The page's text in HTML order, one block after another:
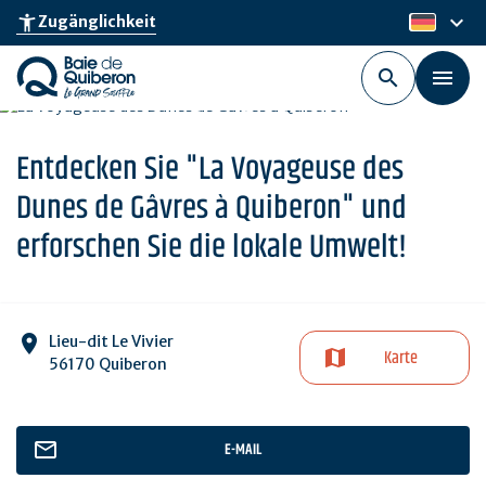
Skip
main
content
accessibility_newZugänglichkeit de
keyboard_arrow_down
Entdecken Sie "La Voyageuse des
Dunes de Gâvres à Quiberon" und
erforschen Sie die lokale Umwelt!
Lieu-dit Le Vivier
56170 Quiberon
Karte
E-MAIL